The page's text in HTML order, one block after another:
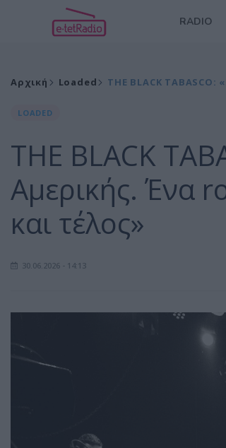
RADIO
Αρχική Loaded THE BLACK
LOADED
THE BLACK
Αμερικής. Ένα
και τέλος»
30.06.2026 - 14:13